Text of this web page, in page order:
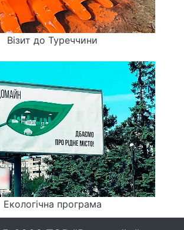
Візит до Туреччини
Екологічна програма